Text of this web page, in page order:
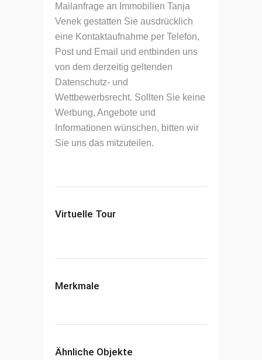
Mailanfrage an Immobilien Tanja
Venek gestatten Sie ausdrücklich
eine Kontaktaufnahme per Telefon,
Post und Email und entbinden uns
von dem derzeitig geltenden
Datenschutz- und
Wettbewerbsrecht. Sollten Sie keine
Werbung, Angebote und
Informationen wünschen, bitten wir
Sie uns das mitzuteilen.
Virtuelle Tour
Merkmale
Ähnliche Objekte